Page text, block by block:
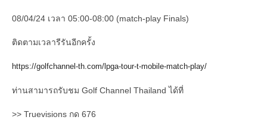
08/04/24 เวลา 05:00-08:00 (match-play Finals)
ติดตามเวลารีรันอีกครั้ง
https://golfchannel-th.com/lpga-tour-t-mobile-match-play/
ท่านสามารถรับชม Golf Channel Thailand ได้ที่
>> Truevisions กด 676